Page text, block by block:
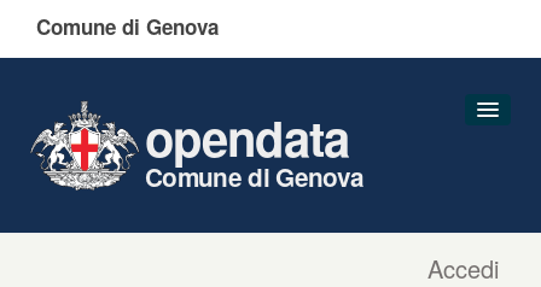
Comune di Genova
Accedi
opendata
Comune di Genova